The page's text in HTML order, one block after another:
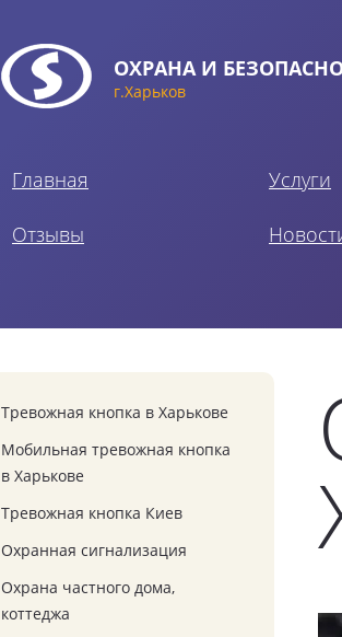
ОХРАНАИ
г.Харьков
Главная Услуги
Отзывы
Тревожная кнопка в Харькове
Мобильная тревожная кнопка
в Харькове
Тревожная кнопка Киев
Охранная сигнализация
Охрана частного дома,
коттеджа